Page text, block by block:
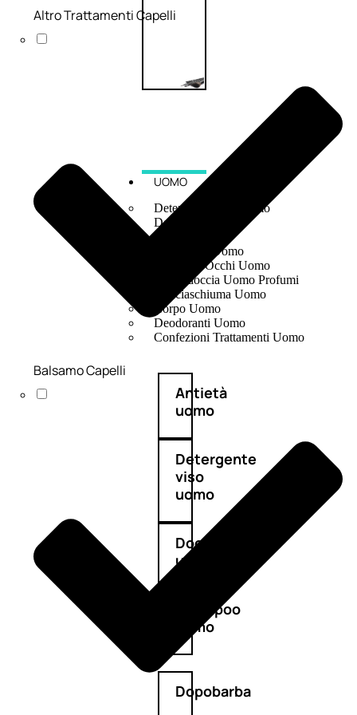
UOMO
Detergente Viso Uomo
Dopobarba Uomo
Antieta Uomo
Anticaduta Uomo
Contorno Occhi Uomo
Bagnodoccia Uomo Profumi
Docciaschiuma Uomo
Corpo Uomo
Deodoranti Uomo
Confezioni Trattamenti Uomo
Antietà
uomo
Detergente
viso
uomo
Docciaschiuma
uomo
Shampoo
uomo
Dopobarba
Altro Trattamenti Capelli
Balsamo Capelli